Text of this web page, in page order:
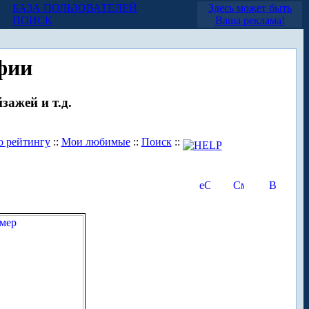
БАЗА ПОЛЬЗОВАТЕЛЕЙ
ПОИСК
Здесь может быть
Ваша реклама!
и т.д.
рейтингу:: Мои любимые:: Поиск::